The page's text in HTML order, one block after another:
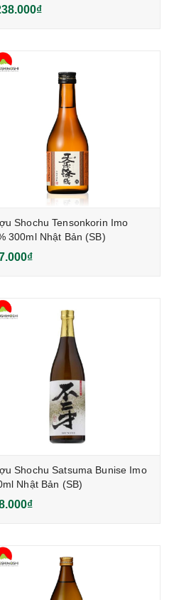
Shochu Tensonkorin Imo
300ml Nhật Bản (SB)
Shochu Satsuma Bunise Imo
Nhật Bản (SB)